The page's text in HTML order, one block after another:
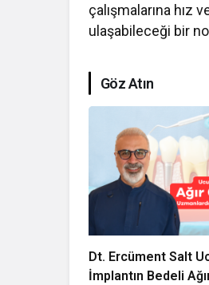
çalışmalarına hız
ulaşabileceği bir
Göz Atın
Dt. Ercüment Salt
İmplantın Bedeli